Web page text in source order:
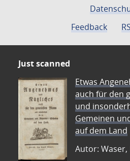
Feedback
Just scanned
Etwas
auch für den
und
Gemeinen
auf dem Land
Autor: Waser,